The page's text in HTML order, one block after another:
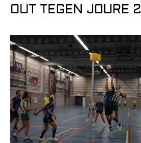
OUT TEGEN JOURE 2